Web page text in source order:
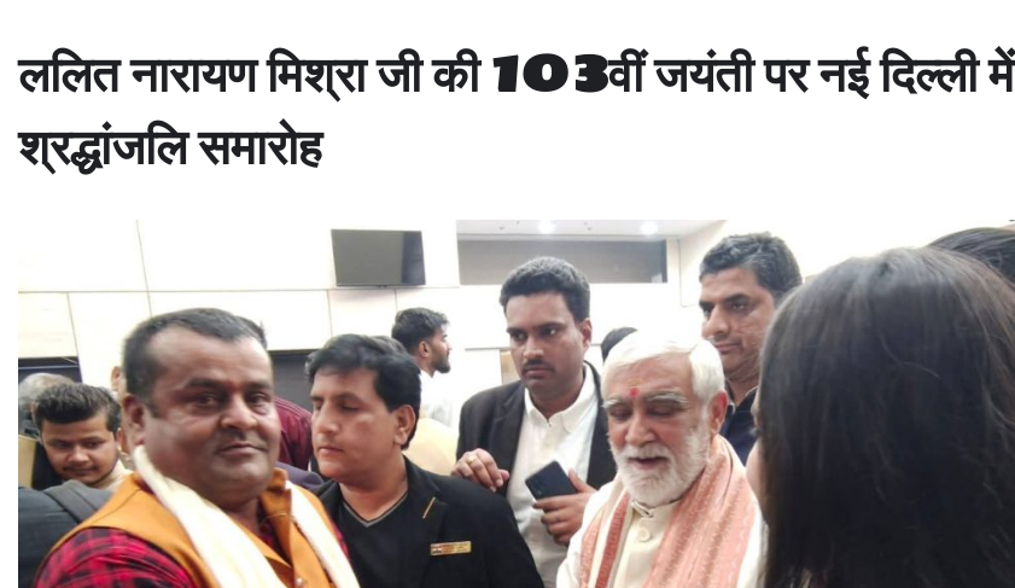
ललित नारायण मिश्रा जी की 103वीं जयंती पर नई दिल्ली में
श्रद्धांजलि समारोह